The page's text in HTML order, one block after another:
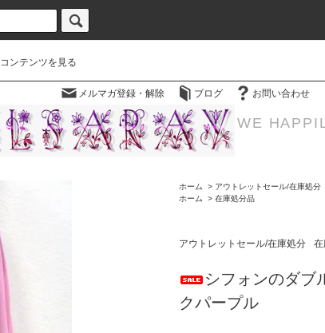
コンテンツを見る
メルマガ登録・解除 ブログ お問い合わせ
WE
ホーム > アウトレットセール/在庫処分
ホーム
> 在庫処分品
アウトレットセール/在庫処分 在
シフォンのダ
クパープル